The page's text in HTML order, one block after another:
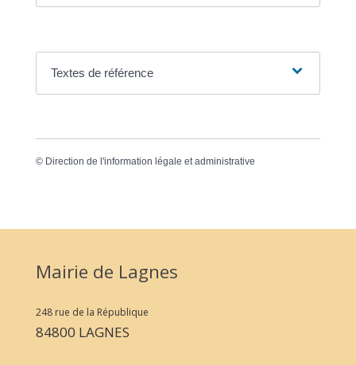
Textes de référence
© Direction de l'information légale et administrative
Mairie de Lagnes
248 rue de la République
84800 LAGNES